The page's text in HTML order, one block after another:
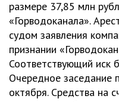
размере 37,85 млн
«Горводоканала».
судом заявления
признании
Соответствующий иск
Очередное заседание
октября. Средства на